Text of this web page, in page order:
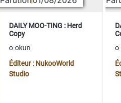
DAILY MOO-TING : Herd
Copy
o-okun
Éditeur : NukooWorld
Studio